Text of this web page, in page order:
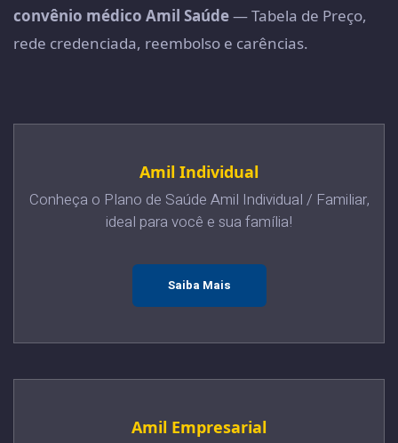
convênio médico Amil Saúde— Tabela de Preço,
rede credenciada, reembolso e carências.
Amil Individual
Conheça o Plano de Saúde Amil Individual / Familiar,
ideal para você e sua família!
Saiba Mais
Amil Empresarial